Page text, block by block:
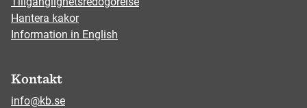
Hantera kakor
Information in English
Kontakt
info@kb.se